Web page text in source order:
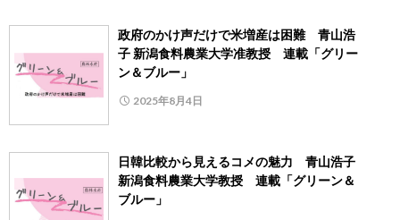
政府のかけ声だけで米増産は困難 青山浩
子 新潟食料農業大学准教授 連載「グリー
ン＆ブルー」
2025年8月4日
日韓比較から見えるコメの魅力 青山浩子
新潟食料農業大学教授 連載「グリーン＆
ブルー」